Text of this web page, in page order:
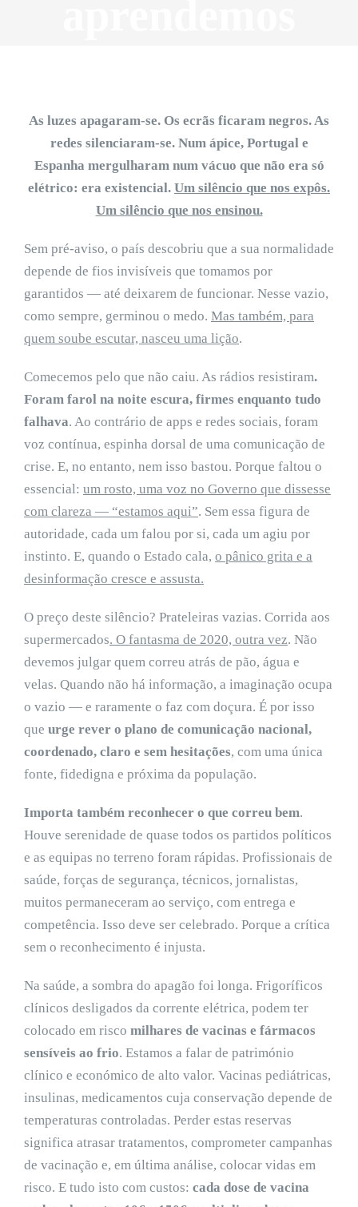
As luzes apagaram-se. Os ecrãs ficaram negros. As
redes silenciaram-se. Num ápice, Portugal e
Espanha mergulharam num vácuo que não era só
elétrico: era existencial. Um silêncio que nos expôs.
Um silêncio que nos ensinou.
Sem pré-aviso, o país descobriu que a sua normalidade
depende de fios invisíveis que tomamos por
garantidos — até deixarem de funcionar. Nesse vazio,
como sempre, germinou o medo. Mas também, para
quem soube escutar, nasceu uma lição.
Comecemos pelo que não caiu. As rádios resistiram.
Foram farol na noite escura, firmes enquanto tudo
falhava. Ao contrário de apps e redes sociais, foram
voz contínua, espinha dorsal de uma comunicação de
crise. E, no entanto, nem isso bastou. Porque faltou o
essencial: um rosto, uma voz no Governo que dissesse
com clareza — “estamos aqui”. Sem essa figura de
autoridade, cada um falou por si, cada um agiu por
instinto. E, quando o Estado cala, o pânico grita e a
desinformação cresce e assusta.
O preço deste silêncio? Prateleiras vazias. Corrida aos
supermercados. O fantasma de 2020, outra vez. Não
devemos julgar quem correu atrás de pão, água e
velas. Quando não há informação, a imaginação ocupa
o vazio — e raramente o faz com doçura. É por isso
que urge rever o plano de comunicação nacional,
coordenado, claro e sem hesitações, com uma única
fonte, fidedigna e próxima da população.
Importa também reconhecer o que correu bem.
Houve serenidade de quase todos os partidos políticos
e as equipas no terreno foram rápidas. Profissionais de
saúde, forças de segurança, técnicos, jornalistas,
muitos permaneceram ao serviço, com entrega e
competência. Isso deve ser celebrado. Porque a crítica
sem o reconhecimento é injusta.
Na saúde, a sombra do apagão foi longa. Frigoríficos
clínicos desligados da corrente elétrica, podem ter
colocado em risco milhares de vacinas e fármacos
sensíveis ao frio. Estamos a falar de património
clínico e económico de alto valor. Vacinas pediátricas,
insulinas, medicamentos cuja conservação depende de
temperaturas controladas. Perder estas reservas
significa atrasar tratamentos, comprometer campanhas
de vacinação e, em última análise, colocar vidas em
risco. E tudo isto com custos: cada dose de vacina